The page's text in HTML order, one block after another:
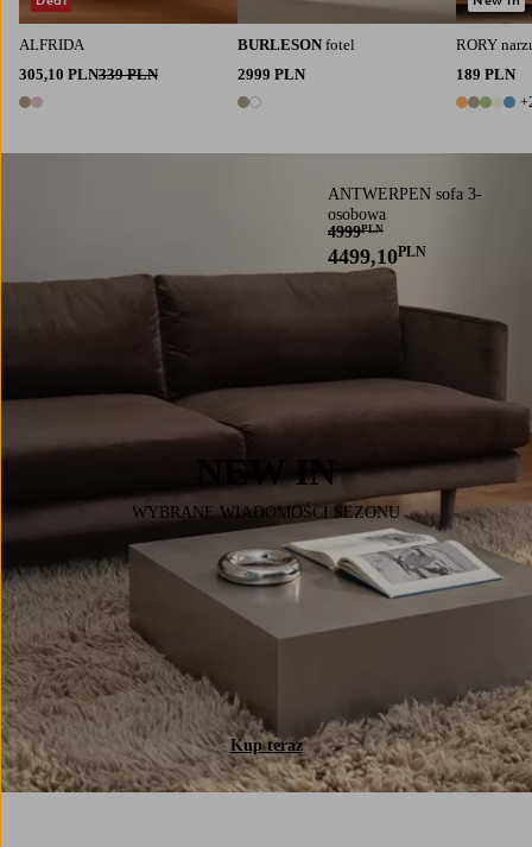
ALFRIDA
305,10 PLN339 PLN
2 kolory
BURLESON fotel
2999 PLN
2 kolory
RORY
189 PLN
7 kolory
ANTWERPEN sofa 3-
osobowa
4999PLN
4499,10PLN
NEW IN
WYBRANE WIADOMOŚCI SEZONU
Kup teraz